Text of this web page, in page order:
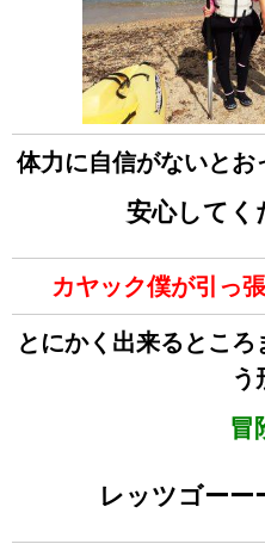
体力に自信がないと
安心してくだ
カヤック僕が引っ
とにかく出来るとこ
う
冒
レッツゴーー